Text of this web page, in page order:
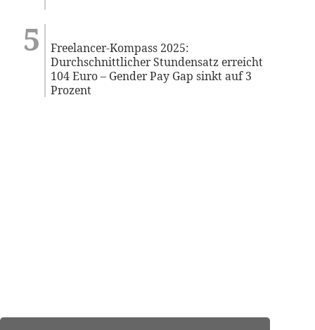
Freelancer-Kompass 2025:
Durchschnittlicher Stundensatz erreicht
104 Euro – Gender Pay Gap sinkt auf 3
Prozent